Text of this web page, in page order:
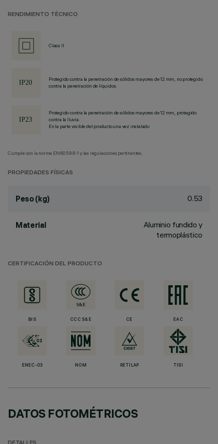
RENDIMIENTO TÉCNICO
Class II
Protegido contra la penetración de sólidos mayores de 12 mm, no protegido
contra la penetración de líquidos.
Protegido contra la penetración de sólidos mayores de 12 mm, protegido
contra la lluvia.
En la parte visible del producto una vez instalado
Cumple con la norma EN60598-1 y las regulaciones pertinentes.
PROPIEDADES FÍSICAS
Peso (kg) 0.53
Material
Aluminio fundido y
termoplástico
CERTIFICACIÓN DEL PRODUCTO
BIS CCC S&E CE EAC
ENEC-03 NOM RETILAP TISI
DATOS FOTOMÉTRICOS